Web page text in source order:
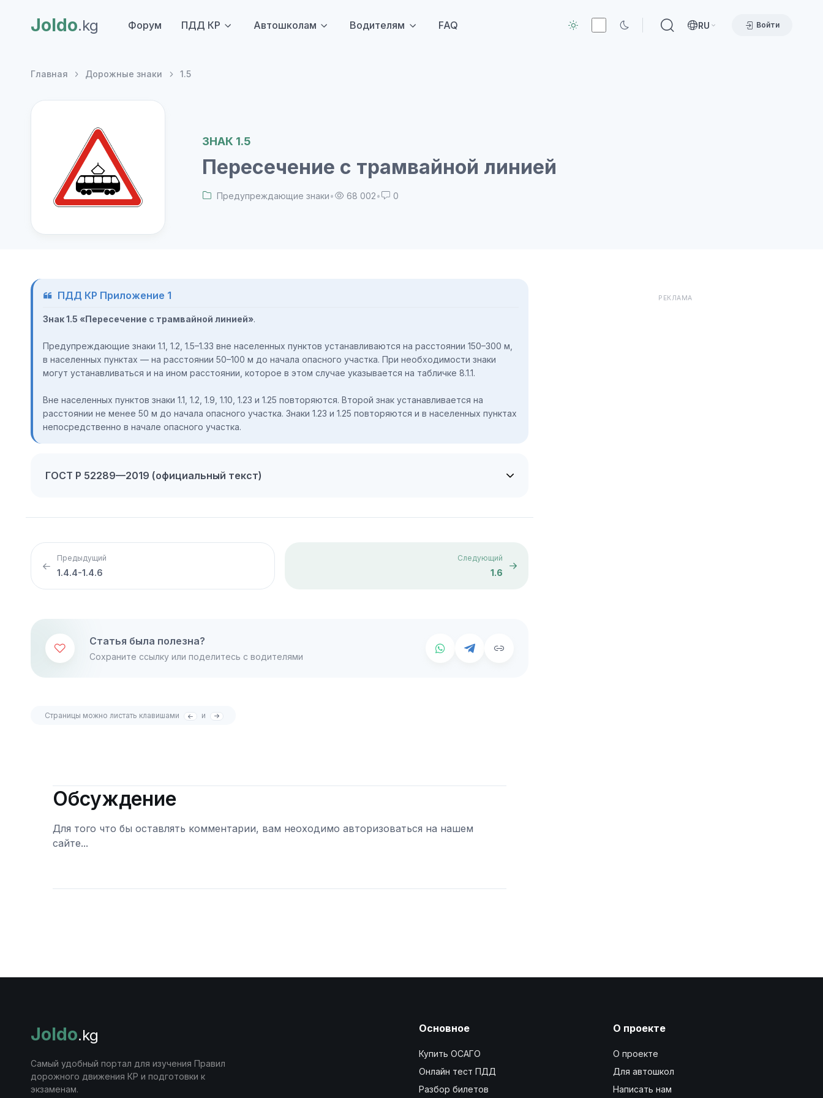
Joldo.kg RU Войти
Форум ПДД КР Автошколам Водителям FAQ
Главная Дорожные знаки 1.5
ЗНАК 1.5
Пересечение с трамвайной линией
Предупреждающие знаки• 68 002• 0
ПДД КР Приложение 1
Знак 1.5 «Пересечение с трамвайной линией».
Предупреждающие знаки 1.1, 1.2, 1.5–1.33 вне населенных пунктов устанавливаются на расстоянии 150–300 м,
в населенных пунктах — на расстоянии 50–100 м до начала опасного участка. При необходимости знаки
могут устанавливаться и на ином расстоянии, которое в этом случае указывается на табличке 8.1.1.
Вне населенных пунктов знаки 1.1, 1.2, 1.9, 1.10, 1.23 и 1.25 повторяются. Второй знак устанавливается на
расстоянии не менее 50 м до начала опасного участка. Знаки 1.23 и 1.25 повторяются и в населенных пунктах
непосредственно в начале опасного участка.
ГОСТ Р 52289—2019 (официальный текст)
Предыдущий
1.4.4-1.4.6
Следующий
1.6
Статья была полезна?
Сохраните ссылку или поделитесь с водителями
Страницы можно листать клавишами и
Обсуждение
Для того что бы оставлять комментарии, вам неоходимо авторизоваться на нашем
сайте...
РЕКЛАМА
Joldo.kg
Самый удобный портал для изучения Правил
дорожного движения КР и подготовки к
экзаменам.
Основное
Купить ОСАГО
Онлайн тест ПДД
Разбор билетов
О проекте
О проекте
Для автошкол
Написать нам